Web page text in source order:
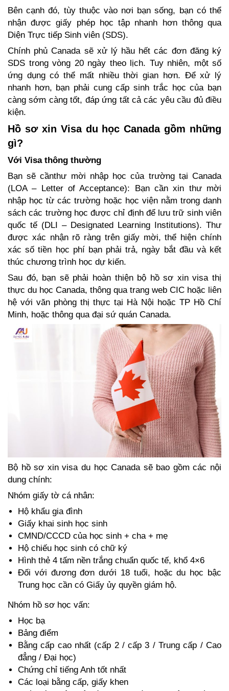
Bên cạnh đó, tùy thuộc vào nơi bạn sống, bạn có thể
nhận được giấy phép học tập nhanh hơn thông qua
Diện Trực tiếp Sinh viên (SDS).
Chính phủ Canada sẽ xử lý hầu hết các đơn đăng ký
SDS trong vòng 20 ngày theo lịch. Tuy nhiên, một số
ứng dụng có thể mất nhiều thời gian hơn. Để xử lý
nhanh hơn, bạn phải cung cấp sinh trắc học của bạn
càng sớm càng tốt, đáp ứng tất cả các yêu cầu đủ điều
kiện.
Hồ sơ xin Visa du học Canada gồm những
gì?
Với Visa thông thường
Bạn sẽ cầnthư mời nhập học của trường tại Canada
(LOA – Letter of Acceptance): Bạn cần xin thư mời
nhập học từ các trường hoặc học viện nằm trong danh
sách các trường học được chỉ định để lưu trữ sinh viên
quốc tế (DLI – Designated Learning Institutions). Thư
được xác nhận rõ ràng trên giấy mời, thể hiện chính
xác số tiền học phí bạn phải trả, ngày bắt đầu và kết
thúc chương trình học dự kiến.
Sau đó, bạn sẽ phải hoàn thiện bộ hồ sơ xin visa thị
thực du học Canada, thông qua trang web CIC hoặc liên
hệ với văn phòng thị thực tại Hà Nội hoặc TP Hồ Chí
Minh, hoặc thông qua đại sứ quán Canada.
Bộ hồ sơ xin visa du học Canada sẽ bao gồm các nội
dung chính:
Nhóm giấy tờ cá nhân:
Hộ khẩu gia đình
Giấy khai sinh học sinh
CMND/CCCD của học sinh + cha + mẹ
Hộ chiếu học sinh có chữ ký
Hình thẻ 4 tấm nền trắng chuẩn quốc tế, khổ 4×6
Đối với đương đơn dưới 18 tuổi, hoặc du học bậc
Trung học cần có Giấy ủy quyền giám hộ.
Nhóm hồ sơ học vấn:
Học bạ
Bảng điểm
Bằng cấp cao nhất (cấp 2 / cấp 3 / Trung cấp / Cao
đẳng / Đại học)
Chứng chỉ tiếng Anh tốt nhất
Các loại bằng cấp, giấy khen